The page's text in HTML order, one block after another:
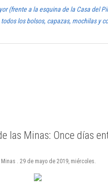
(frente a la esquina de la Casa del
los bolsos, capazas, mochilas y
las Minas: Once días
. 29 de mayo de 2019, miércoles.